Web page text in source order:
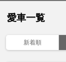
愛車一覧
新着順